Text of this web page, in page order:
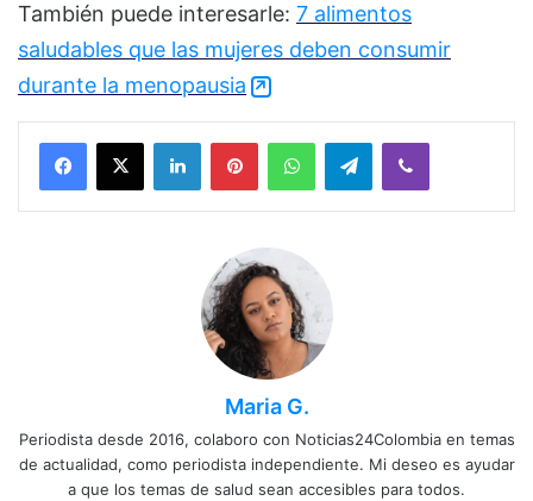
También puede interesarle: 7 alimentos
saludables que las mujeres deben consumir
durante la menopausia
Facebook
X LinkedInPinterestWhatsAppTelegramViber
Maria G.
Periodista desde 2016, colaboro con Noticias24Colombia en temas
de actualidad, como periodista independiente. Mi deseo es ayudar
a que los temas de salud sean accesibles para todos.